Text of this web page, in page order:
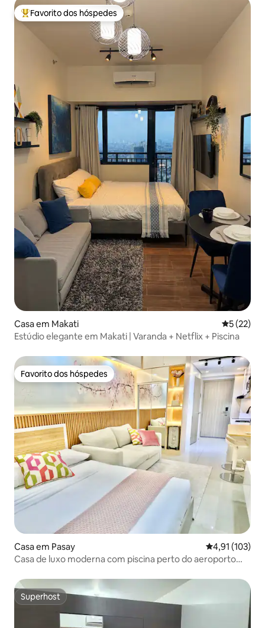
Favoritos dos hóspedes mais apreciados
Favorito dos hóspedes
Casa em Makati
5 (22)
Estúdio elegante em Makati | Varanda + Netflix + Piscina
Favorito dos hóspedes
Favorito dos hóspedes
Casa em Pasay Classificação
4,91 (103)
Casa de luxo moderna com piscina perto do aeroporto
Superhost
Superhost